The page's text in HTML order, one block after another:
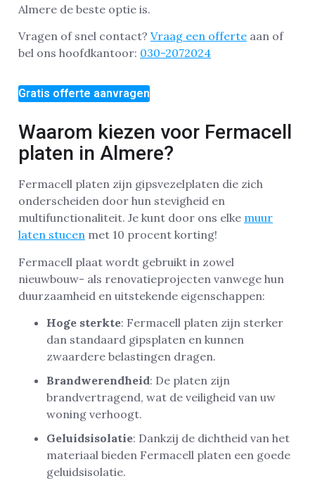
Almere de beste optie is.
Vragen of snel contact? Vraag een offerte aan of
bel ons hoofdkantoor: 030-2072024
Gratis offerte aanvragen
Waarom kiezen voor Fermacell
platen in Almere?
Fermacell platen zijn gipsvezelplaten die zich
onderscheiden door hun stevigheid en
multifunctionaliteit. Je kunt door ons elke muur
laten stucen met 10 procent korting!
Fermacell plaat wordt gebruikt in zowel
nieuwbouw- als renovatieprojecten vanwege hun
duurzaamheid en uitstekende eigenschappen:
Hoge sterkte: Fermacell platen zijn sterker
dan standaard gipsplaten en kunnen
zwaardere belastingen dragen.
Brandwerendheid: De platen zijn
brandvertragend, wat de veiligheid van uw
woning verhoogt.
Geluidsisolatie: Dankzij de dichtheid van het
materiaal bieden Fermacell platen een goede
geluidsisolatie.